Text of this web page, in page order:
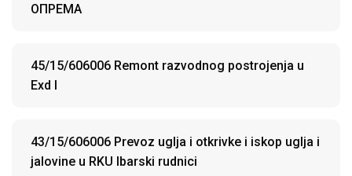
ОПРЕМА
45/15/606006 Remont razvodnog postrojenja u
Exd I
43/15/606006 Prevoz uglja i otkrivke i iskop uglja i
jalovine u RKU Ibarski rudnici